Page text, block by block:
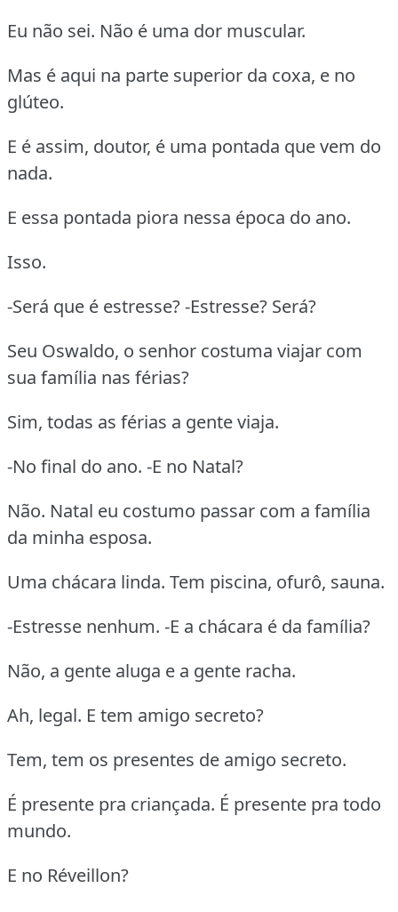
Eu não sei. Não é uma dor muscular.
Mas é aqui na parte superior da coxa, e no
glúteo.
E é assim, doutor, é uma pontada que vem do
nada.
E essa pontada piora nessa época do ano.
Isso.
-Será que é estresse? -Estresse? Será?
Seu Oswaldo, o senhor costuma viajar com
sua família nas férias?
Sim, todas as férias a gente viaja.
-No final do ano. -E no Natal?
Não. Natal eu costumo passar com a família
da minha esposa.
Uma chácara linda. Tem piscina, ofurô, sauna.
-Estresse nenhum. -E a chácara é da família?
Não, a gente aluga e a gente racha.
Ah, legal. E tem amigo secreto?
Tem, tem os presentes de amigo secreto.
É presente pra criançada. É presente pra todo
mundo.
E no Réveillon?